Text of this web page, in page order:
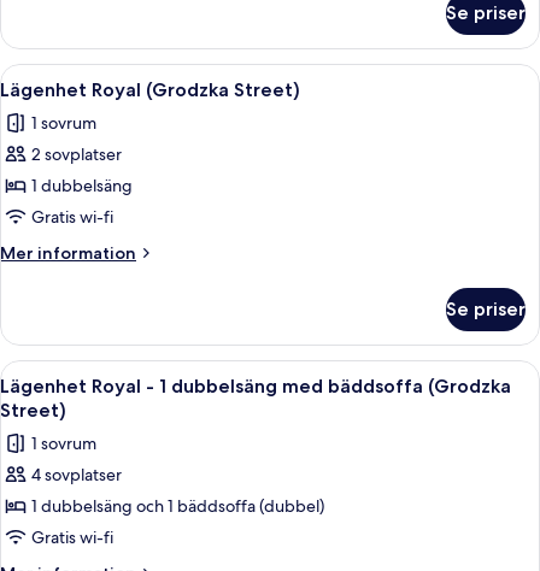
(Szpitalna
Street)
Comfort
2
sovrum
(Szpitalna
Street)
Se priser
Öppna
alla
foton
för
Lägenhet
Royal
(Grodzka
Street)
Ett rum med en säng, sängbord, en
4
Lägenhet Royal (Grodzka Street)
1 sovrum
2 sovplatser
1 dubbelsäng
Gratis wi-fi
Mer information
Mer
Royal
(Grodzka
Street)
Se priser
Öppna
alla
foton
för
Lägenhet
Royal
-
Ett sovrum med en stor säng, en
3
Lägenhet Royal - 1 dubbelsäng med bäddsoffa (Grodzka
Street)
1 sovrum
4 sovplatser
1 dubbelsäng och 1 bäddsoffa (dubbel)
Gratis wi-fi